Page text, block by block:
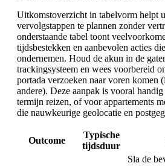
Uitkomstoverzicht in tabelvorm helpt
vervolgstappen te plannen zonder
onderstaande tabel toont
tijdsbestekken en aanbevolen acties
ondernemen. Houd de akun in de
trackingsysteem en wees voorbereid
portada verzoeken naar voren komen
andere). Deze aanpak is vooral
termijn reizen, of voor appartements
die nauwkeurige geolocatie en
Outcome
Typische
tijdsduur
Sla de